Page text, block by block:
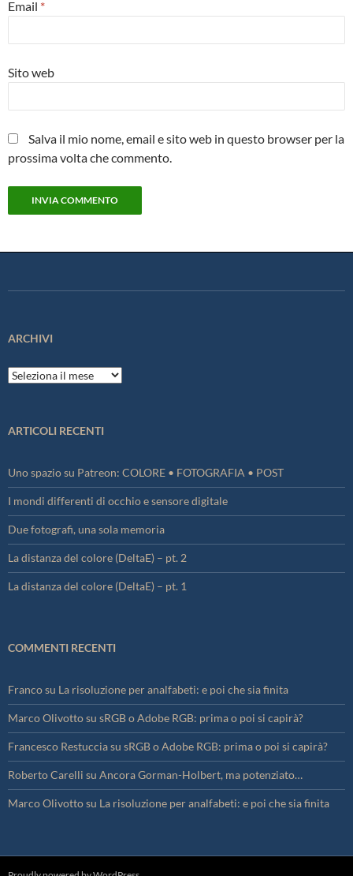
Email *
Sito web
Salva il mio nome, email e sito web in questo browser per la
prossima volta che commento.
ARCHIVI
Archivi
ARTICOLI RECENTI
Uno spazio su Patreon: COLORE • FOTOGRAFIA • POST
I mondi differenti di occhio e sensore digitale
Due fotografi, una sola memoria
La distanza del colore (DeltaE) – pt. 2
La distanza del colore (DeltaE) – pt. 1
COMMENTI RECENTI
Francosu La risoluzione per analfabeti: e poi che sia finita
Marco Olivottosu sRGB o Adobe RGB: prima o poi si capirà?
Francesco Restucciasu sRGB o Adobe RGB: prima o poi si capirà?
Roberto Carelli su Ancora Gorman-Holbert, ma potenziato…
Marco Olivottosu La risoluzione per analfabeti: e poi che sia finita